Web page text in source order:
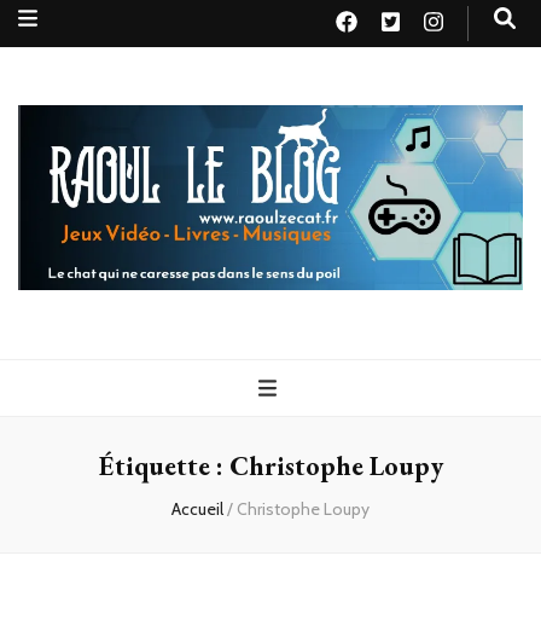
Raoul le
blog
Étiquette : Christophe Loupy
Accueil/ Christophe Loupy